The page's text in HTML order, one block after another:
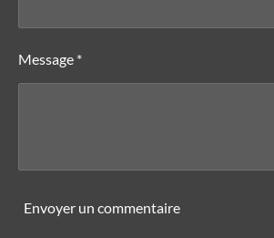
Message *
Envoyer un commentaire